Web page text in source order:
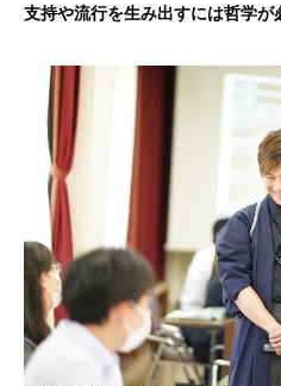
支持や流行を生み出すには哲学が